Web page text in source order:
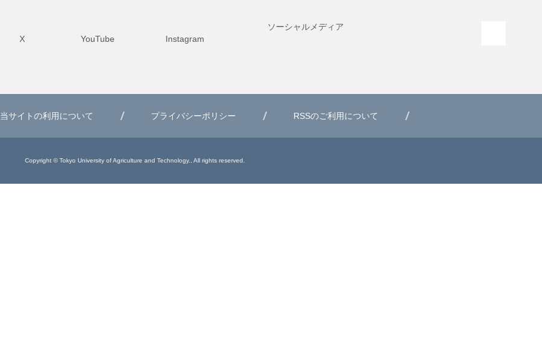
X YouTube Instagram
ソーシャルメディア
当サイトの利用について プライバシーポリシー RSSのご利用について
Copyright © Tokyo University of Agriculture and Technology., All rights reserved.